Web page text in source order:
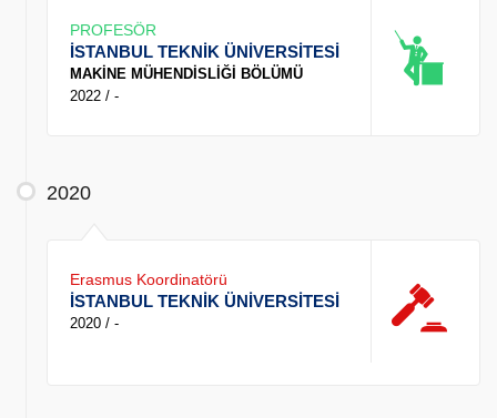
PROFESÖR
İSTANBUL TEKNİK ÜNİVERSİTESİ
MAKİNE MÜHENDİSLİĞİ BÖLÜMÜ
2022 / -
2020
Erasmus Koordinatörü
İSTANBUL TEKNİK ÜNİVERSİTESİ
2020 / -